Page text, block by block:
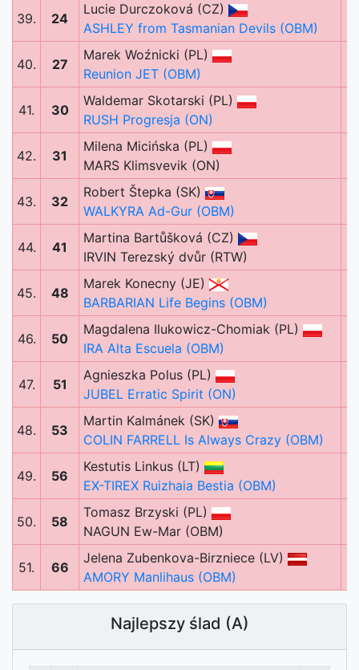
39. 24
Lucie Durczoková (CZ)
ASHLEY from Tasmanian Devils (OBM)
40. 27
Marek Woźnicki (PL)
Reunion JET (OBM)
41. 30
Waldemar Skotarski (PL)
RUSH Progresja (ON)
42. 31
Milena Micińska (PL)
MARS Klimsvevik (ON)
43. 32
Robert Štepka (SK)
WALKYRA Ad-Gur (OBM)
44. 41
Martina Bartůšková (CZ)
IRVIN Terezský dvůr (RTW)
45. 48
Marek Konecny (JE)
BARBARIAN Life Begins (OBM)
46. 50
Magdalena Ilukowicz-Chomiak (PL)
IRA Alta Escuela (OBM)
47. 51
Agnieszka Polus (PL)
JUBEL Erratic Spirit (ON)
48. 53
Martin Kalmánek (SK)
COLIN FARRELL Is Always Crazy (OBM)
49. 56
Kestutis Linkus (LT)
EX-TIREX Ruizhaia Bestia (OBM)
50. 58
Tomasz Brzyski (PL)
NAGUN Ew-Mar (OBM)
51. 66
Jelena Zubenkova-Birzniece (LV)
AMORY Manlihaus (OBM)
Najlepszy ślad (A)